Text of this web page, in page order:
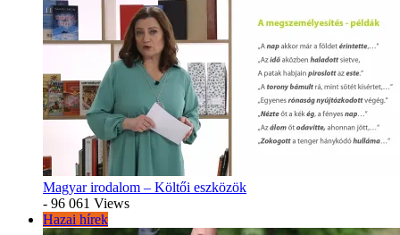
Magyar irodalom – Költői eszközök
- 96 061 Views
Hazai hírek